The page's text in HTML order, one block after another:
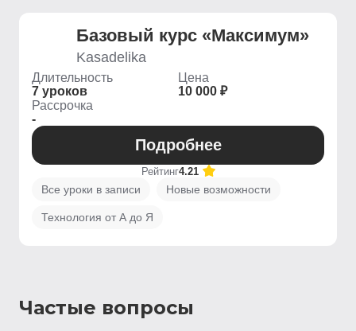
Базовый курс «Максимум»
Kasadelika
Длительность
7 уроков
Цена
10 000 ₽
Рассрочка
-
Подробнее
Рейтинг4.21
Все уроки в записи Новые возможности
Технология от А до Я
Частые вопросы